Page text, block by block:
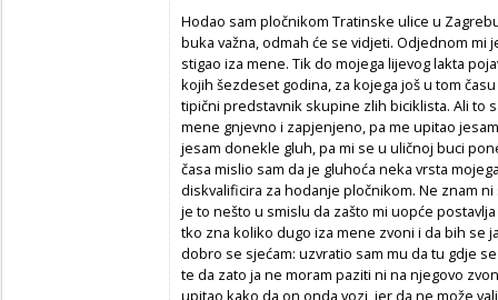
Hodao sam pločnikom Tratinske ulice u
buka važna, odmah će se vidjeti. Odjednom
stigao iza mene. Tik do mojega lijevog lakta
kojih šezdeset godina, za kojega još u tom
tipični predstavnik skupine zlih biciklista. Ali to
mene gnjevno i zapjenjeno, pa me upitao
jesam donekle gluh, pa mi se u uličnoj buci
časa mislio sam da je gluhoća neka vrsta
diskvalificira za hodanje pločnikom. Ne znam
je to nešto u smislu da zašto mi uopće
tko zna koliko dugo iza mene zvoni i da bih se
dobro se sjećam: uzvratio sam mu da tu gdje
te da zato ja ne moram paziti ni na njegovo
upitao kako da on onda vozi, jer da ne može